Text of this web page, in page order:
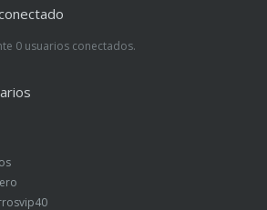
0 usuarios conectados.